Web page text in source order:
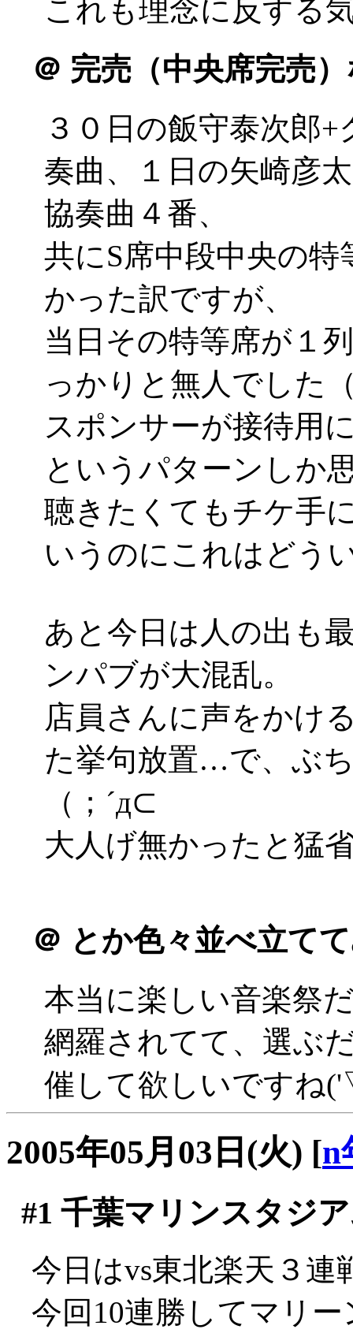
これも理念に反する
＠ 完売（中央席完売
３０日の飯守泰次郎
奏曲、１日の矢崎彦
協奏曲４番、
共にS席中段中央の
かった訳ですが、
当日その特等席が１
っかりと無人でした
スポンサーが接待用
というパターンしか
聴きたくてもチケ手
いうのにこれはどう
あと今日は人の出も
ンパブが大混乱。
店員さんに声をかけ
た挙句放置…で、ぶ
（；´д⊂
大人げ無かったと猛
＠ とか色々並べ立て
本当に楽しい音楽祭
網羅されてて、選ぶ
催して欲しいですね
2005年05月03日(火) [n
#1 千葉マリンスタジ
今日はvs東北楽天３連
今回10連勝してマリ